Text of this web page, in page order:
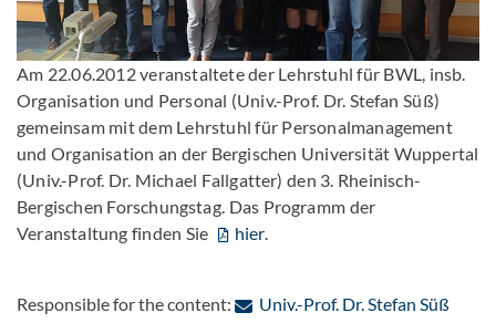
Am 22.06.2012 veranstaltete der Lehrstuhl für BWL, insb.
Organisation und Personal (Univ.-Prof. Dr. Stefan Süß)
gemeinsam mit dem Lehrstuhl für Personalmanagement
und Organisation an der Bergischen Universität Wuppertal
(Univ.-Prof. Dr. Michael Fallgatter) den 3. Rheinisch-
Bergischen Forschungstag. Das Programm der
Veranstaltung finden Sie
hier.
Responsible for the content: Univ.-Prof. Dr. Stefan Süß: